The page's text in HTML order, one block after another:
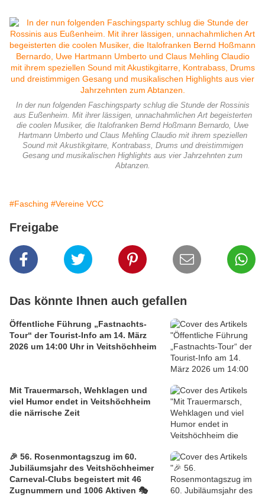
In der nun folgenden Faschingsparty schlug die Stunde der Rossinis
aus Eußenheim. Mit ihrer lässigen, unnachahmlichen Art begeisterten
die coolen Musiker, die Italofranken Bernd Hoßmann Bernardo, Uwe
Hartmann Umberto und Claus Mehling Claudio mit ihrem speziellen
Sound mit Akustikgitarre, Kontrabass, Drums und dreistimmigen
Gesang und musikalischen Highlights aus vier Jahrzehnten zum
Abtanzen.
#Fasching #Vereine VCC
Freigabe
Das könnte Ihnen auch gefallen
Öffentliche Führung „Fastnachts-
Tour“ der Tourist-Info am 14. März
2026 um 14:00 Uhr in Veitshöchheim
Mit Trauermarsch, Wehklagen und
viel Humor endet in Veitshöchheim
die närrische Zeit
🎉 56. Rosenmontagszug im 60.
Jubiläumsjahr des Veitshöchheimer
Carneval-Clubs begeistert mit 46
Zugnummern und 1006 Aktiven 🎭